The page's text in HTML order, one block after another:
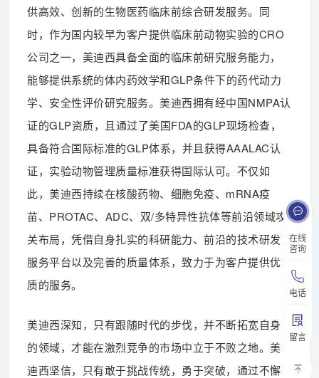
在线
咨询
电话
留言
供高效、创新的生物医药临床前综合研发服务。同
时，作为国内较早为客户提供临床前动物实验的CRO
公司之一，美迪西具备全面的临床前研究服务能力，
能够提供系统的体内药效学和GLP条件下的药代动力
学、安全性评价研究服务。美迪西拥有经中国NMPA认
证的GLP资质，且通过了美国FDA的GLP现场检查，
具备符合国际标准的GLP体系，并且获得AAALAC认
证，实验动物管理质量标准获得国际认可。不仅如
此，美迪西持续在核酸药物、细胞免疫、mRNA疫
苗、PROTAC、ADC、双/多特异性抗体等前沿领域攻
关布局，凭借自身扎实的科研能力、前沿的技术研发
服务平台以及完善的质量体系，致力于为客户提供优
质的服务。
美迪西深知，只有跟随时代的步伐，并不断拓宽自身
的领域，才能在激烈竞争的市场中立于不败之地。美
迪西坚信，只有敢于挑战传统，勇于突破，通过不懈